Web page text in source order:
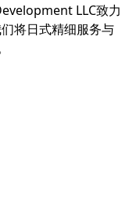
LLC致力
将日式精细服务与